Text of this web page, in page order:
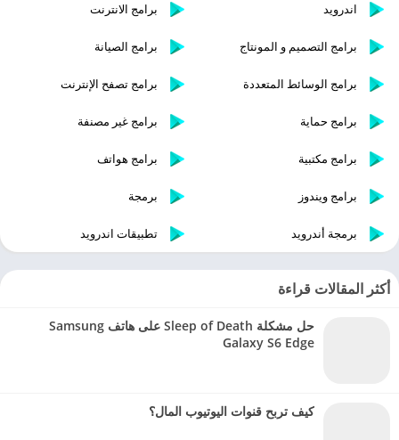
اندرويد برامج الانترنت
برامج التصميم و المونتاج برامج الصيانة
برامج الوسائط المتعددة برامج تصفح الإنترنت
برامج حماية برامج غير مصنفة
برامج مكتبية برامج هواتف
برامج ويندوز برمجة
برمجة أندرويد تطبيقات اندرويد
أكثر المقالات قراءة
حل مشكلة Sleep of Death على هاتف Samsung
Galaxy S6 Edge
كيف تربح قنوات اليوتيوب المال؟